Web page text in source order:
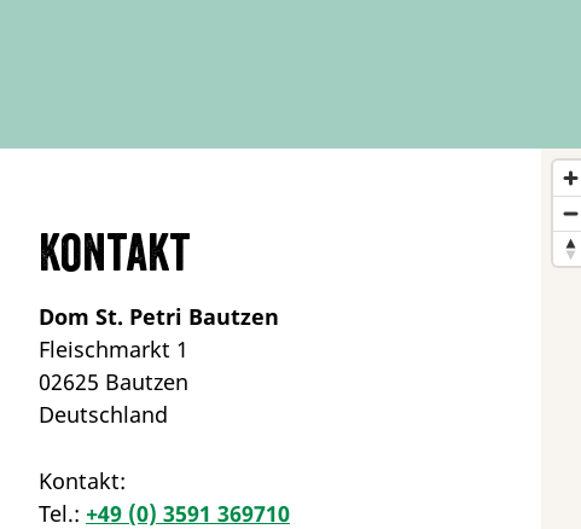
Kontakt
Dom St. Petri Bautzen
Fleischmarkt 1
02625 Bautzen
Deutschland
Kontakt:
Tel.: +49 (0) 3591 369710